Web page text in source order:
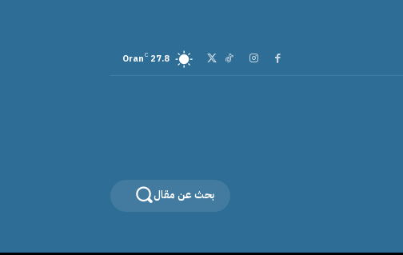
27.8
C
Oran
بحث عن مقال